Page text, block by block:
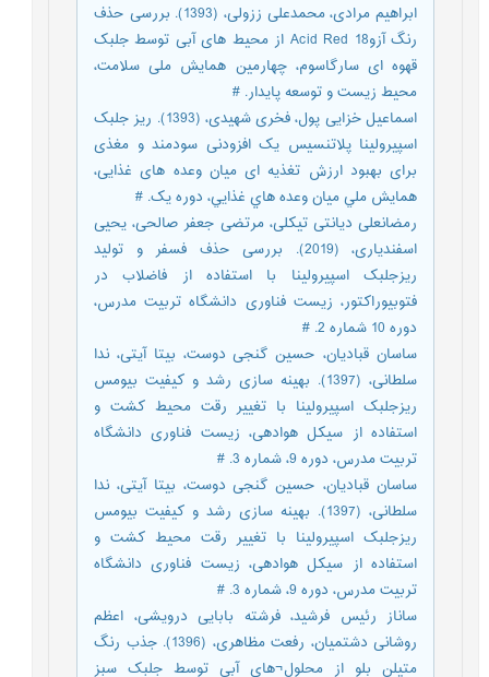
ابراهیم مرادی، محمدعلی ززولی، (1393). بررسی حذف
رنگ آزوAcid Red 18 از محیط های آبی توسط جلبک
قهوه ای سارگاسوم، چهارمین همایش ملی سلامت،
محیط زیست و توسعه پایدار. #
اسماعیل خزایی پول، فخری شهیدی، (1393). ریز جلبک
اسپیرولینا پلاتنسیس یک افزودنی سودمند و مغذی
برای بهبود ارزش تغذیه ای میان وعده های غذایی،
همايش ملي ميان وعده هاي غذايي، دوره یک. #
رمضانعلی دیانتی تیکلی، مرتضی جعفر صالحی، یحیی
اسفندیاری، (2019). بررسی حذف فسفر و تولید
ریزجلبک اسپیرولینا با استفاده از فاضلاب در
فتوبیوراکتور، زیست فناوری دانشگاه تربیت مدرس،
دوره 10 شماره 2. #
ساسان قبادیان، حسین گنجی دوست، بیتا آیتی، ندا
سلطانی، (1397). بهینه سازی رشد و کیفیت بیومس
ریزجلبک اسپیرولینا با تغییر رقت محیط کشت و
استفاده از سیکل هوادهی، زیست فناوری دانشگاه
تربیت مدرس، دوره 9، شماره 3. #
ساسان قبادیان، حسین گنجی دوست، بیتا آیتی، ندا
سلطانی، (1397). بهینه سازی رشد و کیفیت بیومس
ریزجلبک اسپیرولینا با تغییر رقت محیط کشت و
استفاده از سیکل هوادهی، زیست فناوری دانشگاه
تربیت مدرس، دوره 9، شماره 3. #
ساناز رئیس فرشید، فرشته بابایی درویشی، اعظم
روشانی دشتمیان، رفعت مظاهری، (1396). جذب رنگ
متیلن بلو از محلول¬های آبی توسط جلبک سبز